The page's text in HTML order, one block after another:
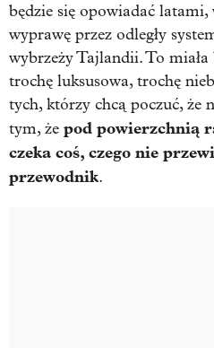
będzie się opowiadać
wyprawę przez odległy
wybrzeży Tajlandii. To
trochę luksusowa, trochę
tych, którzy chcą poczuć, że
tym, że pod powierzchnią
czeka coś, czego nie
przewodnik.